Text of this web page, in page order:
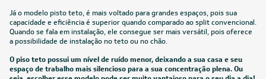
Já o modelo pisto teto, é mais voltado para grandes espaços, pois sua
capacidade e eficiência é superior quando comparado ao split convencional.
Quando se fala em instalação, ele consegue ser mais versátil, pois oferece
a possibilidade de instalação no teto ou no chão.
O piso teto possui um nível de ruído menor, deixando a sua casa e seu
espaço de trabalho mais silencioso para a sua concentração plena. Ou